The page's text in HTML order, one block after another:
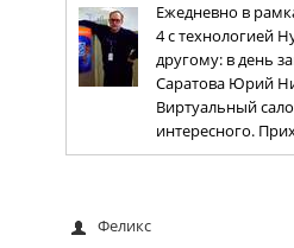
Ежедневно в
4 с технологией
другому: в день
Саратова Юрий
Виртуальный
интересного.
Феликс